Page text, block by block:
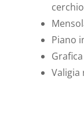
Piano
Valigia